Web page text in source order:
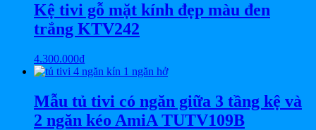
Kệ tivi gỗ mặt kính đẹp màu đen
trắng KTV242
4.300.000₫
Mẫu tủ tivi có ngăn giữa 3 tầng kệ và
2 ngăn kéo AmiA TUTV109B